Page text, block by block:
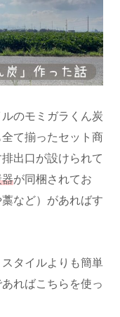
のモミガラくん炭
て揃ったセット商
出口が設けられて
器が同梱されてお
など）があればす
タイルよりも簡単
ればこちらを使っ